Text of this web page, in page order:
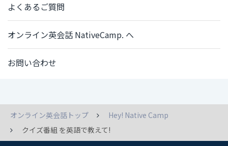
よくあるご質問
オンライン英会話 NativeCamp. へ
お問い合わせ
オンライン英会話トップ
Hey! Native Camp
クイズ番組 を英語で教えて!